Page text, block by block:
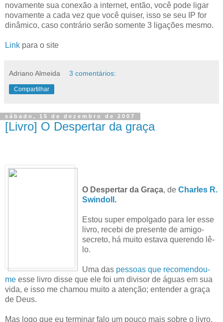
novamente sua conexão a internet, então, você pode ligar
novamente a cada vez que você quiser, isso se seu IP for
dinâmico, caso contrário serão somente 3 ligações mesmo.
Link para o site
Adriano Almeida 3 comentários:
Compartilhar
sábado, 15 de dezembro de 2007
[Livro] O Despertar da graça
O Despertar da Graça, de Charles R.
Swindoll .
Estou super empolgado para ler esse
livro, recebi de presente de amigo-
secreto, há muito estava querendo lê-
lo.
Uma das pessoas que recomendou-
me esse livro disse que ele foi um divisor de águas em sua
vida, e isso me chamou muito a atenção; entender a graça
de Deus.
Mas logo que eu terminar falo um pouco mais sobre o livro.